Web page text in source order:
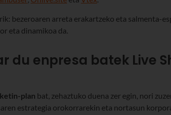
bezeroaren arreta erakartzeko eta salmenta-
eta dinamikoa da.
du enpresa batek Live
plan bat, zehaztuko duena zer egin, nori
estrategia orokorrarekin eta nortasun